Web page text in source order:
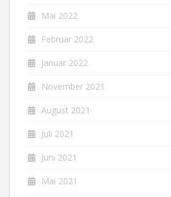
Mai 2022
Februar 2022
Januar 2022
November 2021
August 2021
Juli 2021
Juni 2021
Mai 2021